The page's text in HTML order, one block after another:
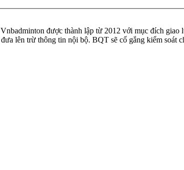
được thành lập từ 2012 với mục đích
lên trừ thông tin nội bộ. BQT sẽ cố gắng kiểm soát